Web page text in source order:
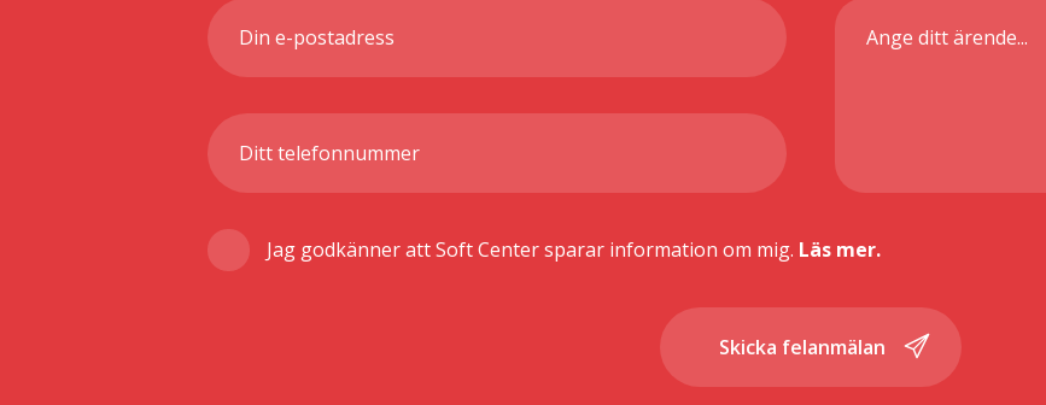
Jag godkänner att Soft Center sparar information om mig. Läs mer.
Skicka felanmälan